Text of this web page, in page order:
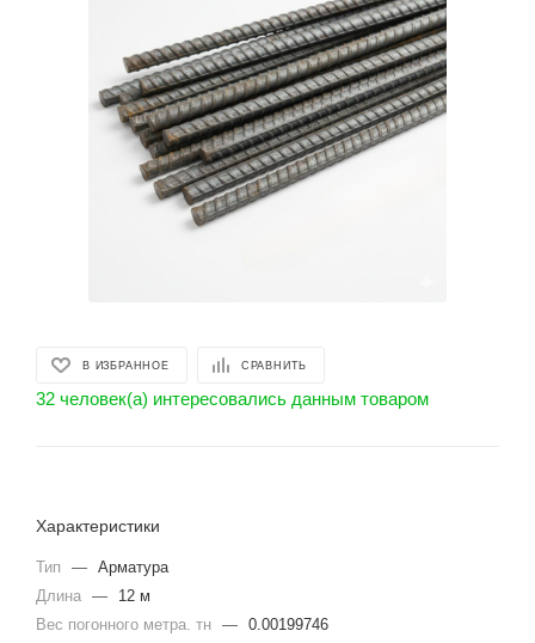
В ИЗБРАННОЕ СРАВНИТЬ
32 человек(а) интересовались данным товаром
Характеристики
Тип — Арматура
Длина —
12 м
Вес погонного метра. тн — 0.00199746